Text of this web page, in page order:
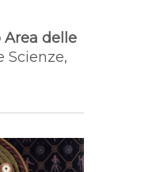
Area delle
Scienze,